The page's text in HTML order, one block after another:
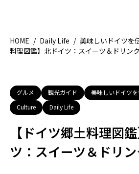
地域別ガイド
グ
観光ガイド
ライフスタイル
HOME / Daily Life / 美味しいドイツを
料理図鑑】北ドイツ：スイーツ＆ドリン
グルメ 観光ガイド
美味しいドイツ
Culture
Daily Life
【ドイツ郷土料理図
ツ：スイーツ＆ドリ